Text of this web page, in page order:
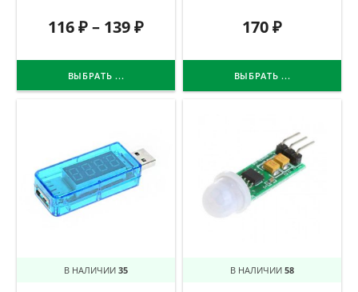
116₽– 139₽
ВЫБРАТЬ ...
170₽
ВЫБРАТЬ ...
В НАЛИЧИИ 35 В НАЛИЧИИ 58